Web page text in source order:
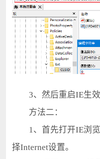
3、然后重启IE生效
方法二：
1、首先打开IE浏览
择Internet设置。